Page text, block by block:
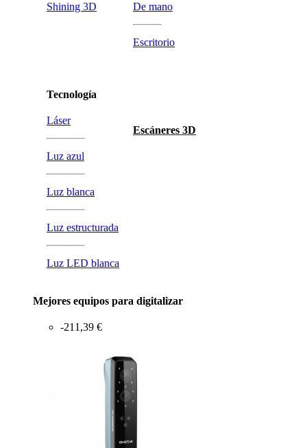
Shining 3D
Tecnología
Láser
Luz azul
Luz blanca
Luz estructurada
Luz LED blanca
De mano
Escritorio
Escáneres 3D
Mejores equipos para digitalizar
-211,39 €